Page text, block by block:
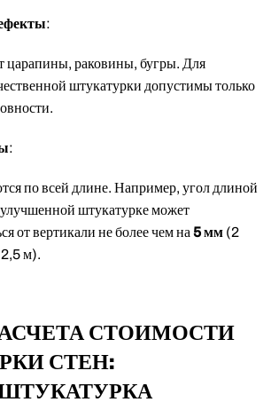
:
царапины, раковины, бугры. Для
штукатурки допустимы только
:
по всей длине. Например, угол длиной
штукатурке может
от вертикали не более чем на 5 мм (2
м).
СТОИМОСТИ
СТЕН: